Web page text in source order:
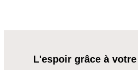
L'espoir grâce à